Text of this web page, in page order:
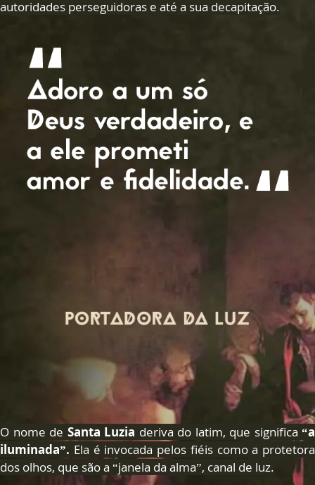
autoridades perseguidoras e até a sua decapitação.
O nome de Santa Luzia deriva do latim, que significa “a
iluminada”. Ela é invocada pelos fiéis como a protetora
dos olhos, que são a “janela da alma”, canal de luz.